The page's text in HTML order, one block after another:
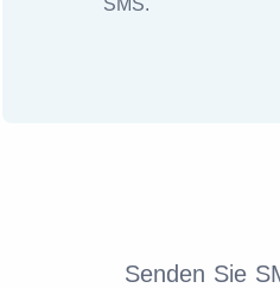
SMS.
Senden Sie